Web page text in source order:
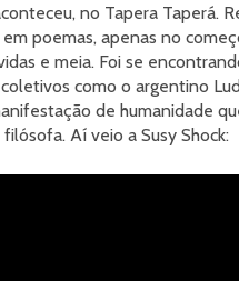
no Tapera Taperá.
poemas, apenas no
e meia. Foi se
como o argentino
de humanidade
Aí veio a Susy Shock: